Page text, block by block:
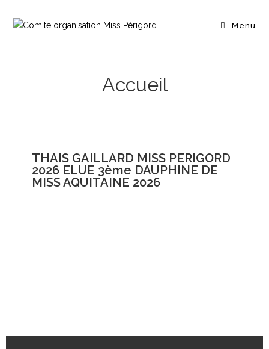
Menu
Accueil
THAIS GAILLARD MISS PERIGORD
2026 ELUE 3ème DAUPHINE DE
MISS AQUITAINE 2026